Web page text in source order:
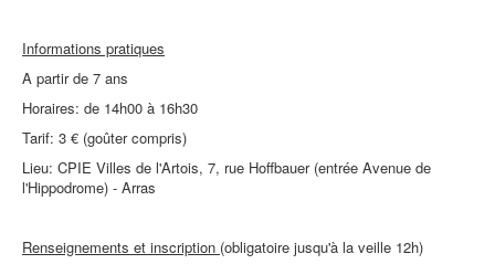
Informations pratiques
A partir de 7 ans
Horaires: de 14h00 à 16h30
Tarif: 3 € (goûter compris)
Lieu: CPIE Villes de l'Artois, 7, rue Hoffbauer (entrée Avenue de
l'Hippodrome) - Arras
Renseignements et inscription (obligatoire jusqu'à la veille 12h)